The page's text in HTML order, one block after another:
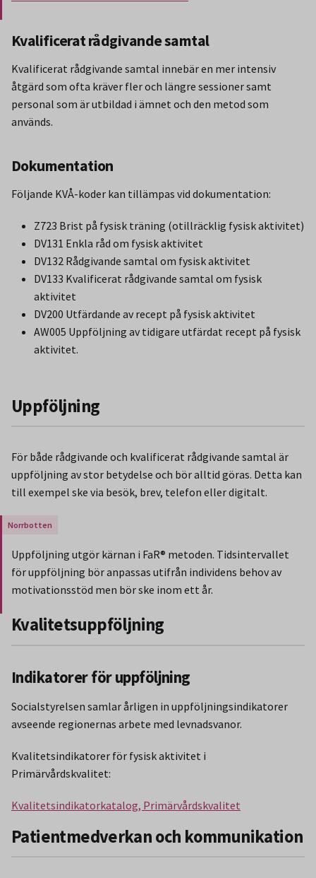
Kvalificerat rådgivande samtal
Kvalificerat rådgivande samtal innebär en mer intensiv
åtgärd som ofta kräver fler och längre sessioner samt
personal som är utbildad i ämnet och den metod som
används.
Dokumentation
Följande KVÅ-koder kan tillämpas vid dokumentation:
Z723 Brist på fysisk träning (otillräcklig fysisk aktivitet)
DV131 Enkla råd om fysisk aktivitet
DV132 Rådgivande samtal om fysisk aktivitet
DV133 Kvalificerat rådgivande samtal om fysisk
aktivitet
DV200 Utfärdande av recept på fysisk aktivitet
AW005 Uppföljning av tidigare utfärdat recept på fysisk
aktivitet.
Uppföljning
För både rådgivande och kvalificerat rådgivande samtal är
uppföljning av stor betydelse och bör alltid göras. Detta kan
till exempel ske via besök, brev, telefon eller digitalt.
Gäller endast för Region Norrbotten.
Uppföljning utgör kärnan i FaR® metoden. Tidsintervallet
för uppföljning bör anpassas utifrån individens behov av
motivationsstöd men bör ske inom ett år.
Slut på stycket som endast gäller Region Norbotten.
Kvalitetsuppföljning
Indikatorer för uppföljning
Socialstyrelsen samlar årligen in uppföljningsindikatorer
avseende regionernas arbete med levnadsvanor.
Kvalitetsindikatorer för fysisk aktivitet i
Primärvårdskvalitet:
Kvalitetsindikatorkatalog, Primärvårdskvalitet
Patientmedverkan och kommunikation